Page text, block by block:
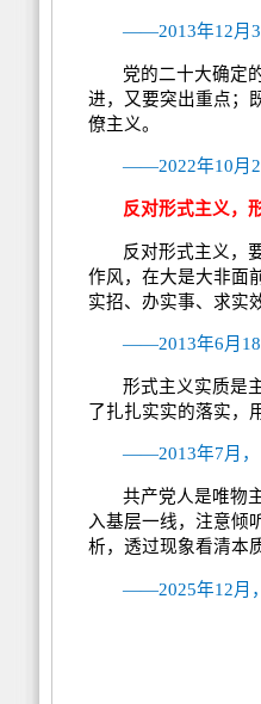
——2013年12月3
党的二十大确定
进，又要突出重点；
僚主义。
——2022年10月
反对形式主义，
反对形式主义，
作风，在大是大非面
实招、办实事、求实
——2013年6月18
形式主义实质是
了扎扎实实的落实，
——2013年7月，
共产党人是唯物
入基层一线，注意倾
析，透过现象看清本
——2025年12月